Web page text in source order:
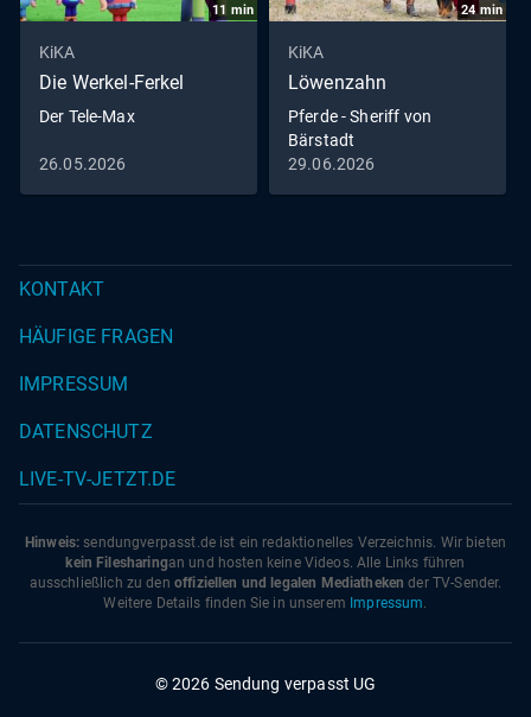
11 min
KiKA
Die Werkel-Ferkel
Der Tele-Max
26.05.2026
24 min
KiKA
Löwenzahn
Pferde - Sheriff von
Bärstadt
29.06.2026
KONTAKT
HÄUFIGE FRAGEN
IMPRESSUM
DATENSCHUTZ
LIVE-TV-JETZT.DE
Hinweis: sendungverpasst.de ist ein redaktionelles Verzeichnis. Wir bieten
kein Filesharingan und hosten keine Videos. Alle Links führen
ausschließlich zu den offiziellen und legalen Mediatheken der TV-Sender.
Weitere Details finden Sie in unserem Impressum.
© 2026 Sendung verpasst UG